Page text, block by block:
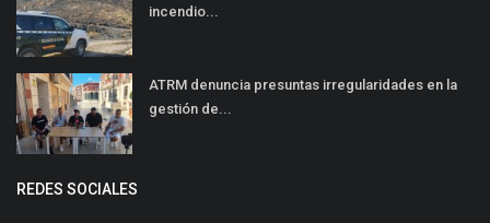
incendio...
ATRM denuncia presuntas irregularidades en la
gestión de...
REDES SOCIALES